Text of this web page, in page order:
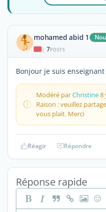
mohamed abid 1
| 7POSTS
Bonjour je suis
Modéré parChristine8
Raison : veuillez
vous plait. Merci
Réagir Répondre
Réponse rapide